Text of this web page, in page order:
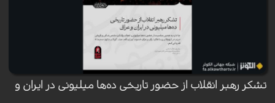
تشکر رهبر انقلاب از حضور تاریخی ده‌ها میلیونی در ایران و